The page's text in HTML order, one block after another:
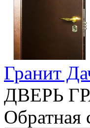
Гранит
ДВЕРЬ
Обратная